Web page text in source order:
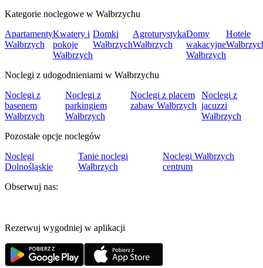
Kategorie noclegowe w Wałbrzychu
Apartamenty
Wałbrzych
Kwatery i
pokoje
Wałbrzych
Domki
Wałbrzych
Agroturystyka
Wałbrzych
Domy
wakacyjne
Wałbrzych
Hotele
Noclegi z udogodnieniami w Wałbrzychu
Noclegi z
basenem
Wałbrzych
Noclegi z
parkingiem
Wałbrzych
Noclegi z placem
zabaw Wałbrzych
Noclegi z
jacuzzi
Wałbrzych
Pozostałe opcje noclegów
Noclegi
Dolnośląskie
Tanie noclegi
Wałbrzych
Noclegi Wałbrzych
centrum
Obserwuj nas:
Rezerwuj wygodniej w aplikacji